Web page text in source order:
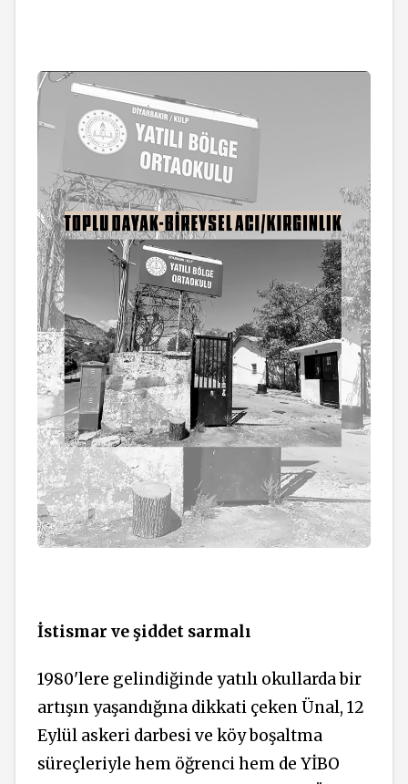
İstismar ve şiddet sarmalı
1980'lere gelindiğinde yatılı okullarda bir
artışın yaşandığına dikkati çeken Ünal, 12
Eylül askeri darbesi ve köy boşaltma
süreçleriyle hem öğrenci hem de YİBO